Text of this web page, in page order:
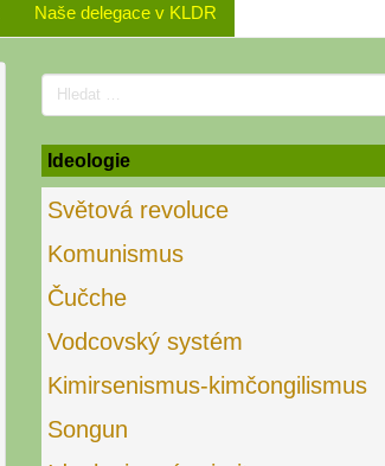
Naše delegace v KLDR
Search
for:
Ideologie
Světová revoluce
Komunismus
Čučche
Vodcovský systém
Kimirsenismus-kimčongilismus
Songun